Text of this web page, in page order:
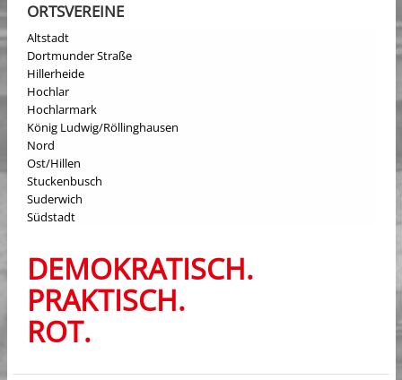
ORTSVEREINE
Altstadt
Dortmunder Straße
Hillerheide
Hochlar
Hochlarmark
König Ludwig/Röllinghausen
Nord
Ost/Hillen
Stuckenbusch
Suderwich
Südstadt
DEMOKRATISCH.
PRAKTISCH.
ROT.